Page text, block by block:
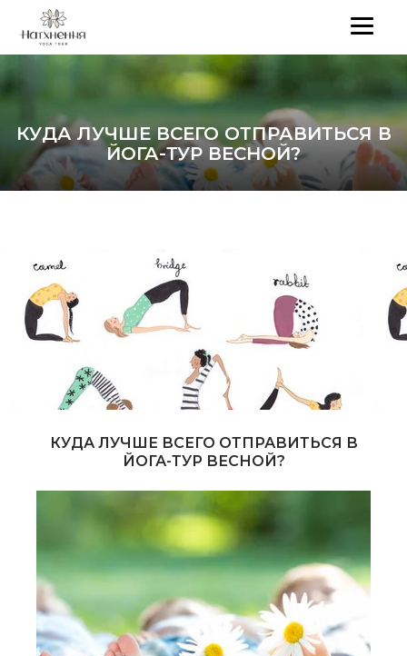
КУДА ЛУЧШЕ ВСЕГО ОТПРАВИТЬСЯ В
ЙОГА-ТУР ВЕСНОЙ?
КУДА ЛУЧШЕ ВСЕГО ОТПРАВИТЬСЯ В
ЙОГА-ТУР ВЕСНОЙ?